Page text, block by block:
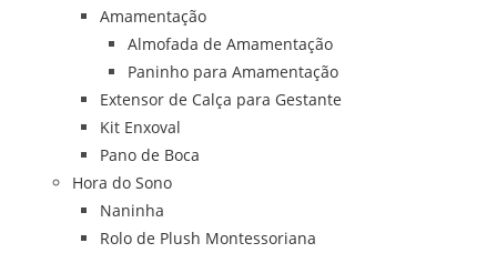
Amamentação
Almofada de Amamentação
Paninho para Amamentação
Extensor de Calça para Gestante
Kit Enxoval
Pano de Boca
Hora do Sono
Naninha
Rolo de Plush Montessoriana